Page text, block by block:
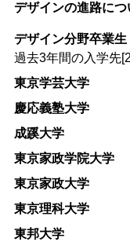
デザインの進路につ
デザイン分野卒業
過去3年間の入学先
東京学芸大学
慶応義塾大学
成蹊大学
東京家政学院大学
東京家政大学
東京理科大学
東邦大学